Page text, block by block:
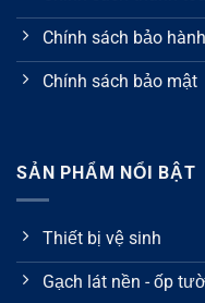
Chính sách bảo hành
Chính sách bảo mật
SẢN PHẨM NỔI BẬT
Thiết bị vệ sinh
Gạch lát nền - ốp